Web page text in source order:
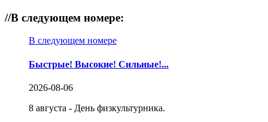
//В следующем номере:
В следующем номере
Быстрые! Высокие! Сильные!...
2026-08-06
8 августа - День физкультурника.